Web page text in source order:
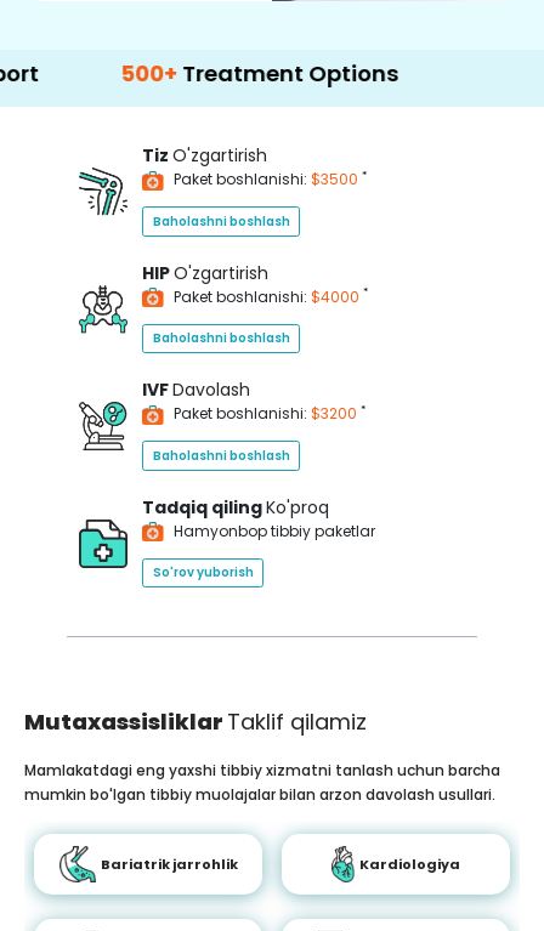
500+ Treatment Options
Tiz O'zgartirish
Paket boshlanishi: $3500 *
Baholashni boshlash
HIPO'zgartirish
Paket boshlanishi: $4000 *
Baholashni boshlash
IVFDavolash
Paket boshlanishi: $3200 *
Baholashni boshlash
Tadqiq qilingKo'proq
Hamyonbop tibbiy paketlar
So'rov yuborish
Mutaxassisliklar Taklif qilamiz
Mamlakatdagi eng yaxshi tibbiy xizmatni tanlash uchun barcha
mumkin bo'lgan tibbiy muolajalar bilan arzon davolash usullari.
Bariatrik jarrohlik Kardiologiya